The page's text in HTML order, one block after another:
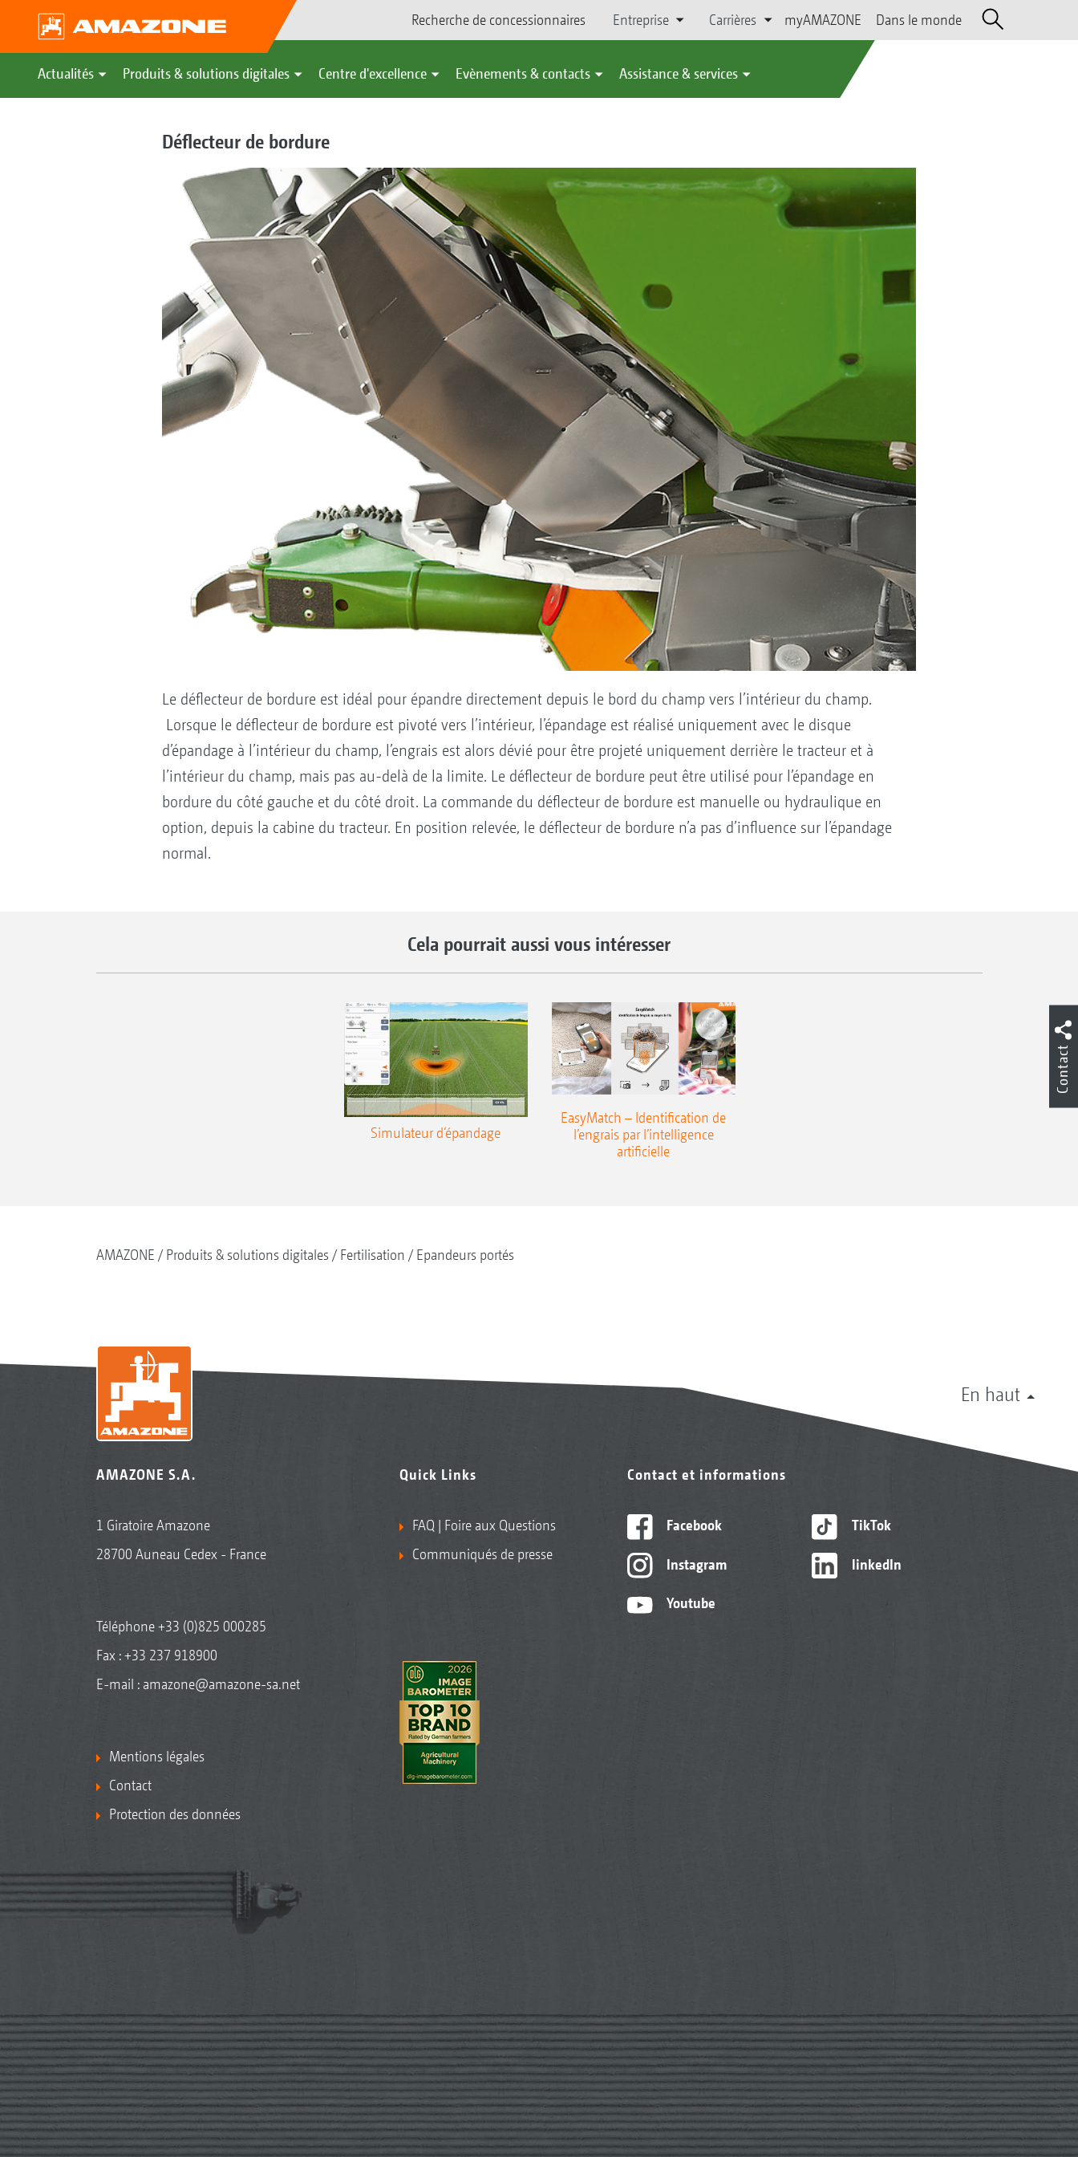
Recherche de concessionnaires Entreprise Carrières myAMAZONE Dans le monde
Actualités Produits & solutions digitales Centre d'excellence Evènements & contacts Assistance & services
Déflecteur de bordure
Le déflecteur de bordure est idéal pour épandre directement depuis le bord du champ vers l’intérieur du champ.
Lorsque le déflecteur de bordure est pivoté vers l’intérieur, l’épandage est réalisé uniquement avec le disque
d’épandage à l’intérieur du champ, l’engrais est alors dévié pour être projeté uniquement derrière le tracteur et à
l’intérieur du champ, mais pas au-delà de la limite. Le déflecteur de bordure peut être utilisé pour l’épandage en
bordure du côté gauche et du côté droit. La commande du déflecteur de bordure est manuelle ou hydraulique en
option, depuis la cabine du tracteur. En position relevée, le déflecteur de bordure n’a pas d’influence sur l’épandage
normal.
Cela pourrait aussi vous intéresser
Simulateur d‘épandage
EasyMatch – Identification de
l’engrais par l’intelligence
artificielle
AMAZONE Produits & solutions digitales Fertilisation Epandeurs portés
En haut
AMAZONE S.A.
1 Giratoire Amazone
28700 Auneau Cedex - France
Téléphone+33 (0)825 000285
Fax : +33 237 918900
E-mail : amazone@amazone-sa.net
Mentions légales
Contact
Protection des données
Quick Links
FAQ | Foire aux Questions
Communiqués de presse
Contact et informations
Facebook
Instagram
Youtube
TikTok
linkedIn
Contact